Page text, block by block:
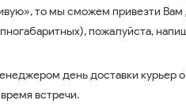
то мы сможем привезти
пожалуйста,
день доставки курьер
встречи.